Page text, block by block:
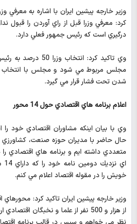
وزير خارجه پيشين ايران با اشاره به معرفي
كرد: معرفي وزرا قبل از راي آوردن را قبول
درگيري است كه رئيس جمهور فعلي دارد.
مجلس مربوط مي شود و مجلس با انتخاب
شدن تحت فشار قرار مي گيرد.
اعلام برنامه هاي اقتصادي حول 14 محور
وي با بيان اينكه مشاوران اقتصادي خود
حال حاضر با مديران حوزه صنعت،
متعددي داشته ايم و برنامه هاي اقتصادي را
خويش را در مقوله اقتصاد اعلام مي كنم.
وزير خارجه پيشين ايران تاكيد كرد:
از هزار و 500 نفر از علما و نخبگان